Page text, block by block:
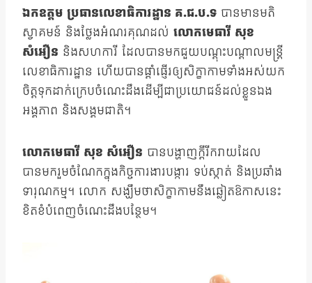
ឯកឧត្តម ប្រធានលេខាធិការដ្ឋាន គ.ជ.ប.ទ បានមានមតិ
ស្វាគមន៍ និងថ្លែងអំណរគុណដល់ លោកមេធាវី សុខ
សំអឿន និងសហការី ដែលបានមកជួយបណ្ដុះបណ្ដាលមន្រ្តី
លេខាធិការដ្ឋាន ហើយបានផ្ដាំផ្ញើរឲ្យសិក្ខាកាមទាំងអស់យក
ចិត្តទុកដាក់ក្រេបចំណេះដឹងដើម្បីជាប្រយោជន៍ដល់ខ្លួនឯង
អង្គភាព និងសង្គមជាតិ។
លោកមេធាវី សុខ សំអឿន បានបង្ហាញក្ដីរីករាយដែល
បានមករួមចំណែកក្នុងកិច្ចការងារបង្ការ ទប់ស្កាត់ និងប្រឆាំង
ទារុណកម្ម។ លោក សង្ឃឹមថាសិក្ខាកាមនឹងឆ្លៀតឱកាសនេះ
ខិតខំបំពេញចំណេះដឹងបន្ថែម។